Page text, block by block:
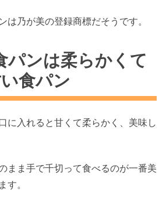
は乃が美の登録商標だそうです。
パンは柔らかくて
食パン
に入れると甘くて柔らかく、美味し
まま手で千切って食べるのが一番美
す。